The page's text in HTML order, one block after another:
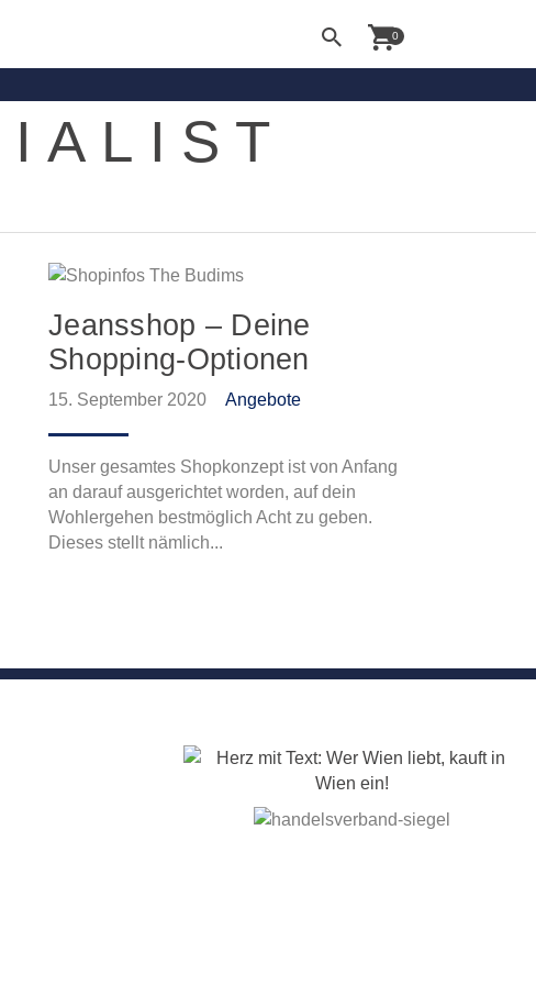
0
Jeansshop – Deine
Shopping-Optionen
15. September 2020 Angebote
Unser gesamtes Shopkonzept ist von Anfang
an darauf ausgerichtet worden, auf dein
Wohlergehen bestmöglich Acht zu geben.
Dieses stellt nämlich...